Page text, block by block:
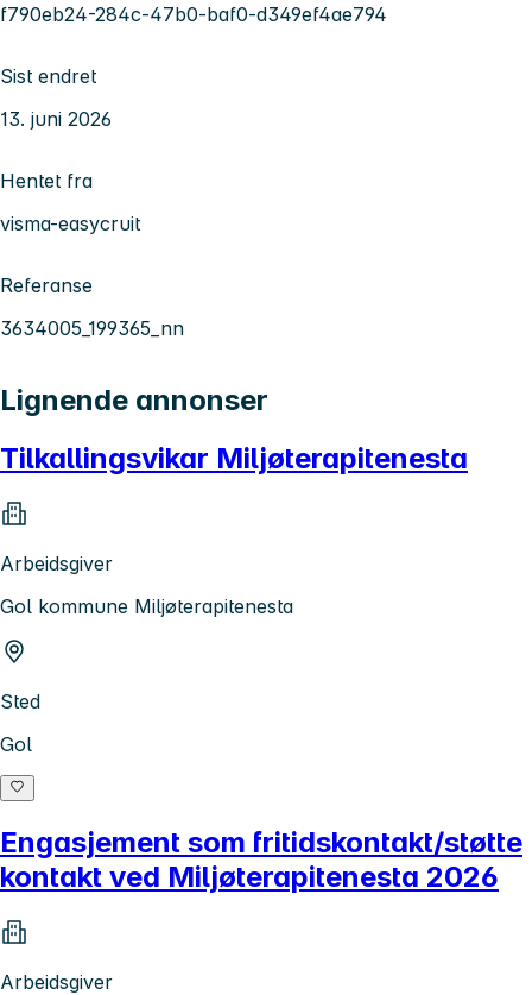
f790eb24-284c-47b0-baf0-d349ef4ae794
Sist endret
13. juni 2026
Hentet fra
visma-easycruit
Referanse
3634005_199365_nn
Lignende annonser
Tilkallingsvikar Miljøterapitenesta
Arbeidsgiver
Gol kommune Miljøterapitenesta
Sted
Gol
Engasjement som fritidskontakt/støtte
kontakt ved Miljøterapitenesta 2026
Arbeidsgiver